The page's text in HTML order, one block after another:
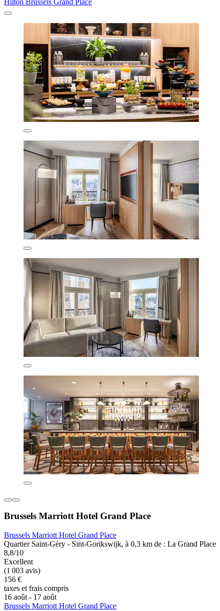
Brussels Marriott Hotel Grand Place
Brussels Marriott Hotel Grand Place
Quartier Saint-Géry - Sint-Gorikswijk, à 0,3 km de : La Grand Place
8,8/10
Excellent
(1 003 avis)
156 €
taxes et frais compris
16 août - 17 août
Brussels Marriott Hotel Grand Place